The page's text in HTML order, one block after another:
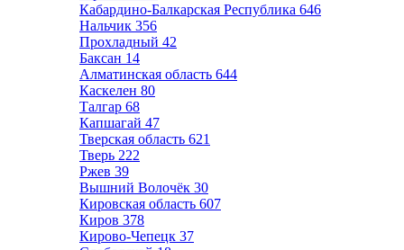
Кабардино-Балкарская Республика 646
Нальчик 356
Прохладный 42
Баксан 14
Алматинская область 644
Каскелен 80
Талгар 68
Капшагай 47
Тверская область 621
Тверь 222
Ржев 39
Вышний Волочёк 30
Кировская область 607
Киров 378
Кирово-Чепецк 37